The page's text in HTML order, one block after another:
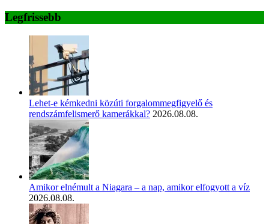
Legfrissebb
Lehet-e kémkedni közúti forgalommegfigyelő és
rendszámfelismerő kamerákkal? 2026.08.08.
Amikor elnémult a Niagara – a nap, amikor elfogyott a víz
2026.08.08.